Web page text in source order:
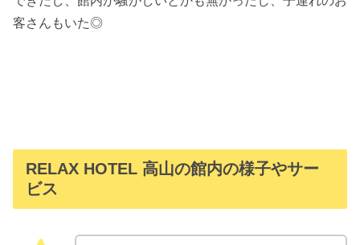
客さんもいた◎
RELAX HOTEL 高山の館内の様子やサー
ビス